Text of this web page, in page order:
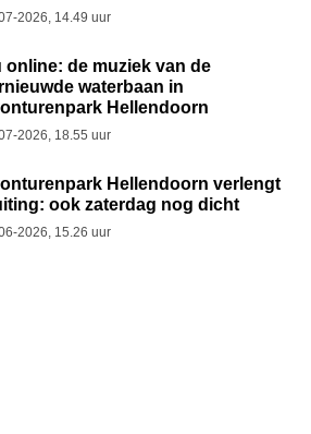
2026, 14.49 uur
online: de muziek van de
waterbaan in
Hellendoorn
2026, 18.55 uur
Hellendoorn verlengt
ook zaterdag nog dicht
2026, 15.26 uur